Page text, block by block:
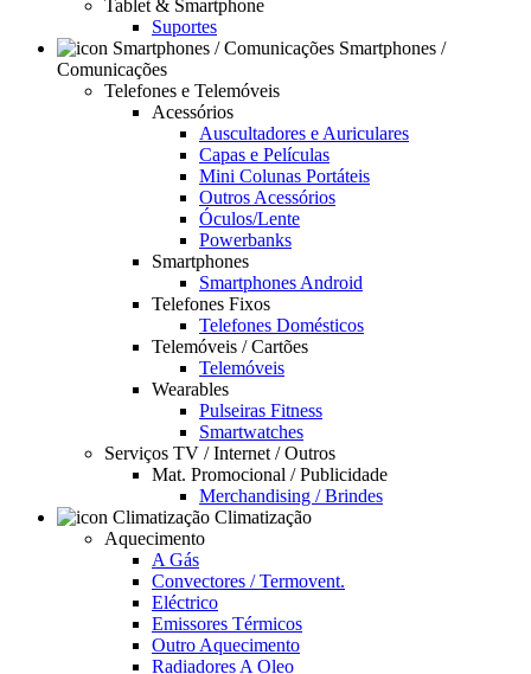
Tablet & Smartphone
Suportes
Smartphones /
Comunicações
Telefones e Telemóveis
Acessórios
Auscultadores e Auriculares
Capas e Películas
Mini Colunas Portáteis
Outros Acessórios
Óculos/Lente
Powerbanks
Smartphones
Smartphones Android
Telefones Fixos
Telefones Domésticos
Telemóveis / Cartões
Telemóveis
Wearables
Pulseiras Fitness
Smartwatches
Serviços TV / Internet / Outros
Mat. Promocional / Publicidade
Merchandising / Brindes
Climatização
Aquecimento
A Gás
Convectores / Termovent.
Eléctrico
Emissores Térmicos
Outro Aquecimento
Radiadores A Oleo